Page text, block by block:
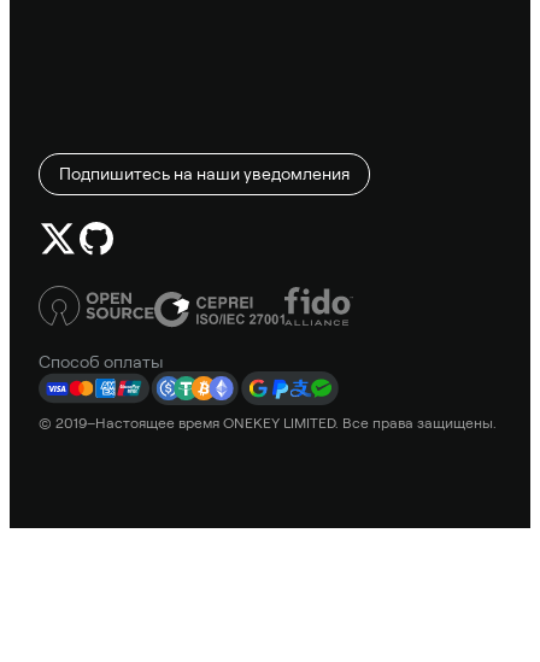
Подпишитесь на наши уведомления
Способ оплаты
© 2019–Настоящее время ONEKEY LIMITED. Все права защищены.